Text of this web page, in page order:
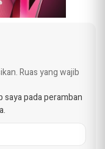
Ruas yang wajib
saya pada peramban